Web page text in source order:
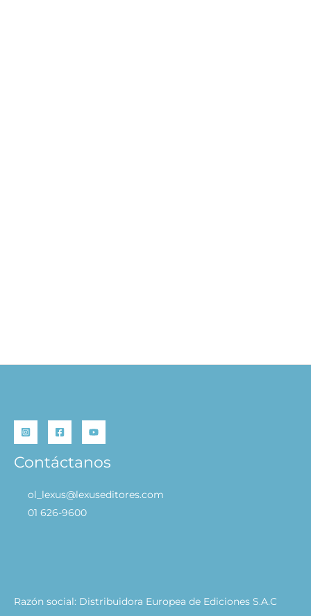
Contáctanos
ol_lexus@lexuseditores.com
01 626-9600
Razón social: Distribuidora Europea de Ediciones S.A.C